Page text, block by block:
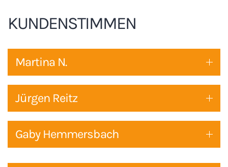
KUNDENSTIMMEN
Martina N.
Jürgen Reitz
Gaby Hemmersbach